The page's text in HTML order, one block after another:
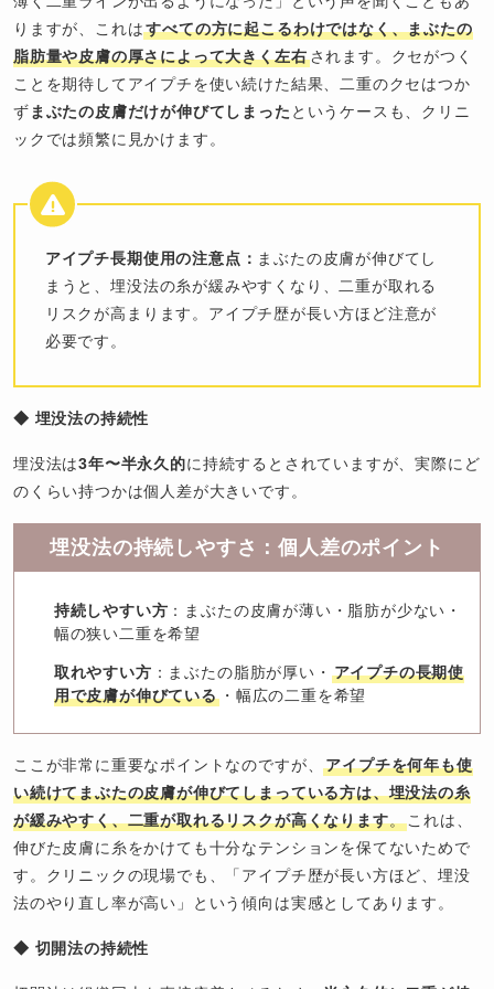
りますが、これはすべての方に起こるわけではなく、まぶたの
脂肪量や皮膚の厚さによって大きく左右されます。クセがつく
ことを期待してアイプチを使い続けた結果、二重のクセはつか
ずまぶたの皮膚だけが伸びてしまった というケースも、クリニ
ックでは頻繁に見かけます。
アイプチ長期使用の注意点： まぶたの皮膚が伸びてし
まうと、埋没法の糸が緩みやすくなり、二重が取れる
リスクが高まります。アイプチ歴が長い方ほど注意が
必要です。
◆ 埋没法の持続性
埋没法は3年〜半永久的に持続するとされていますが、実際にど
のくらい持つかは個人差が大きいです。
埋没法の持続しやすさ：個人差のポイント
持続しやすい方 ：まぶたの皮膚が薄い・脂肪が少ない・
幅の狭い二重を希望
取れやすい方 ：まぶたの脂肪が厚い・ アイプチの長期使
用で皮膚が伸びている・幅広の二重を希望
ここが非常に重要なポイントなのですが、アイプチを何年も使
い続けてまぶたの皮膚が伸びてしまっている方は、埋没法の糸
が緩みやすく、二重が取れるリスクが高くなります。 これは、
伸びた皮膚に糸をかけても十分なテンションを保てないためで
す。クリニックの現場でも、「アイプチ歴が長い方ほど、埋没
法のやり直し率が高い」という傾向は実感としてあります。
◆ 切開法の持続性